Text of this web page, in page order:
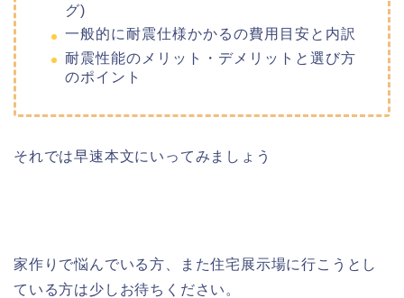
グ)
一般的に耐震仕様かかるの費用目安と内訳
耐震性能のメリット・デメリットと選び方
のポイント
それでは早速本文にいってみましょう
家作りで悩んでいる方、また住宅展示場に行こうとし
ている方は少しお待ちください。